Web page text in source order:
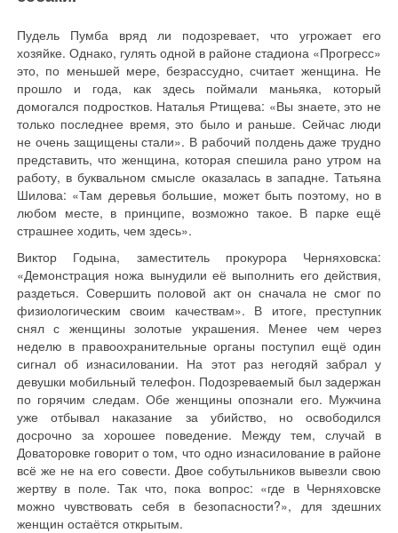
Пудель Пумба вряд ли подозревает, что угрожает его
хозяйке. Однако, гулять одной в районе стадиона «Прогресс»
это, по меньшей мере, безрассудно, считает женщина. Не
прошло и года, как здесь поймали маньяка, который
домогался подростков. Наталья Ртищева: «Вы знаете, это не
только последнее время, это было и раньше. Сейчас люди
не очень защищены стали». В рабочий полдень даже трудно
представить, что женщина, которая спешила рано утром на
работу, в буквальном смысле оказалась в западне. Татьяна
Шилова: «Там деревья большие, может быть поэтому, но в
любом месте, в принципе, возможно такое. В парке ещё
страшнее ходить, чем здесь».
Виктор Годына, заместитель прокурора Черняховска:
«Демонстрация ножа вынудили её выполнить его действия,
раздеться. Совершить половой акт он сначала не смог по
физиологическим своим качествам». В итоге, преступник
снял с женщины золотые украшения. Менее чем через
неделю в правоохранительные органы поступил ещё один
сигнал об изнасиловании. На этот раз негодяй забрал у
девушки мобильный телефон. Подозреваемый был задержан
по горячим следам. Обе женщины опознали его. Мужчина
уже отбывал наказание за убийство, но освободился
досрочно за хорошее поведение. Между тем, случай в
Доваторовке говорит о том, что одно изнасилование в районе
всё же не на его совести. Двое собутыльников вывезли свою
жертву в поле. Так что, пока вопрос: «где в Черняховске
можно чувствовать себя в безопасности?», для здешних
женщин остаётся открытым.